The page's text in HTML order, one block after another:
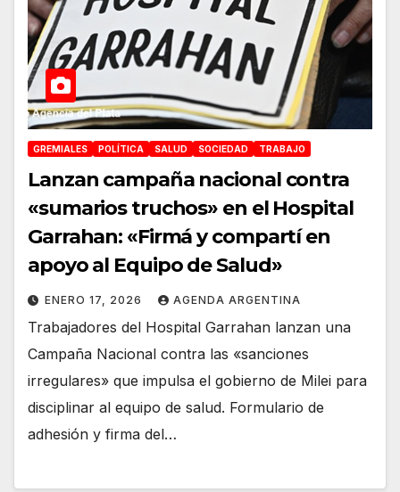
GREMIALES POLÍTICA SALUD SOCIEDAD TRABAJO
Lanzan campaña nacional contra
«sumarios truchos» en el Hospital
Garrahan: «Firmá y compartí en
apoyo al Equipo de Salud»
ENERO 17, 2026 AGENDA ARGENTINA
Trabajadores del Hospital Garrahan lanzan una
Campaña Nacional contra las «sanciones
irregulares» que impulsa el gobierno de Milei para
disciplinar al equipo de salud. Formulario de
adhesión y firma del…